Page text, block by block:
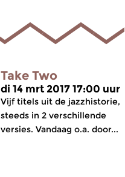
Take Two
di 14 mrt 2017 17:00 uur
Vijf titels uit de jazzhistorie,
steeds in 2 verschillende
versies. Vandaag o.a. door...